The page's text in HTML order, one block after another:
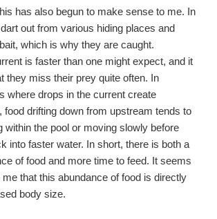
has also begun to make sense to me. In
out from various hiding places and
which is why they are caught.
is faster than one might expect, and it
they miss their prey quite often. In
where drops in the current create
food drifting down from upstream tends to
within the pool or moving slowly before
into faster water. In short, there is both a
of food and more time to feed. It seems
me that this abundance of food is directly
body size.